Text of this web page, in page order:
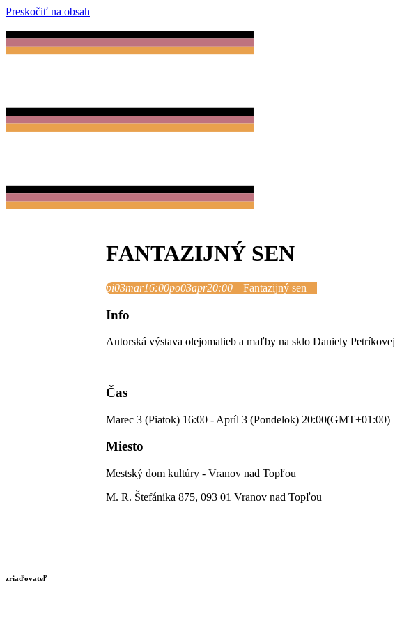
Preskočiť na obsah
FANTAZIJNÝ SEN
pi03mar16:00po03apr20:00 Fantazijný sen
Info
Autorská výstava olejomalieb a maľby na sklo Daniely Petríkovej
Čas
Marec 3 (Piatok) 16:00 - Apríl 3 (Pondelok) 20:00(GMT+01:00)
Miesto
Mestský dom kultúry - Vranov nad Topľou
M. R. Štefánika 875, 093 01 Vranov nad Topľou
zriaďovateľ